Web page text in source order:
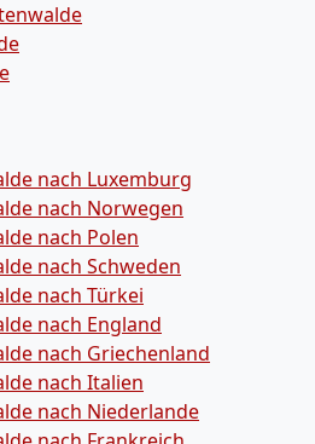
nach Luxemburg
nach Norwegen
nach Polen
nach Schweden
nach Türkei
nach England
nach Griechenland
nach Italien
nach Niederlande